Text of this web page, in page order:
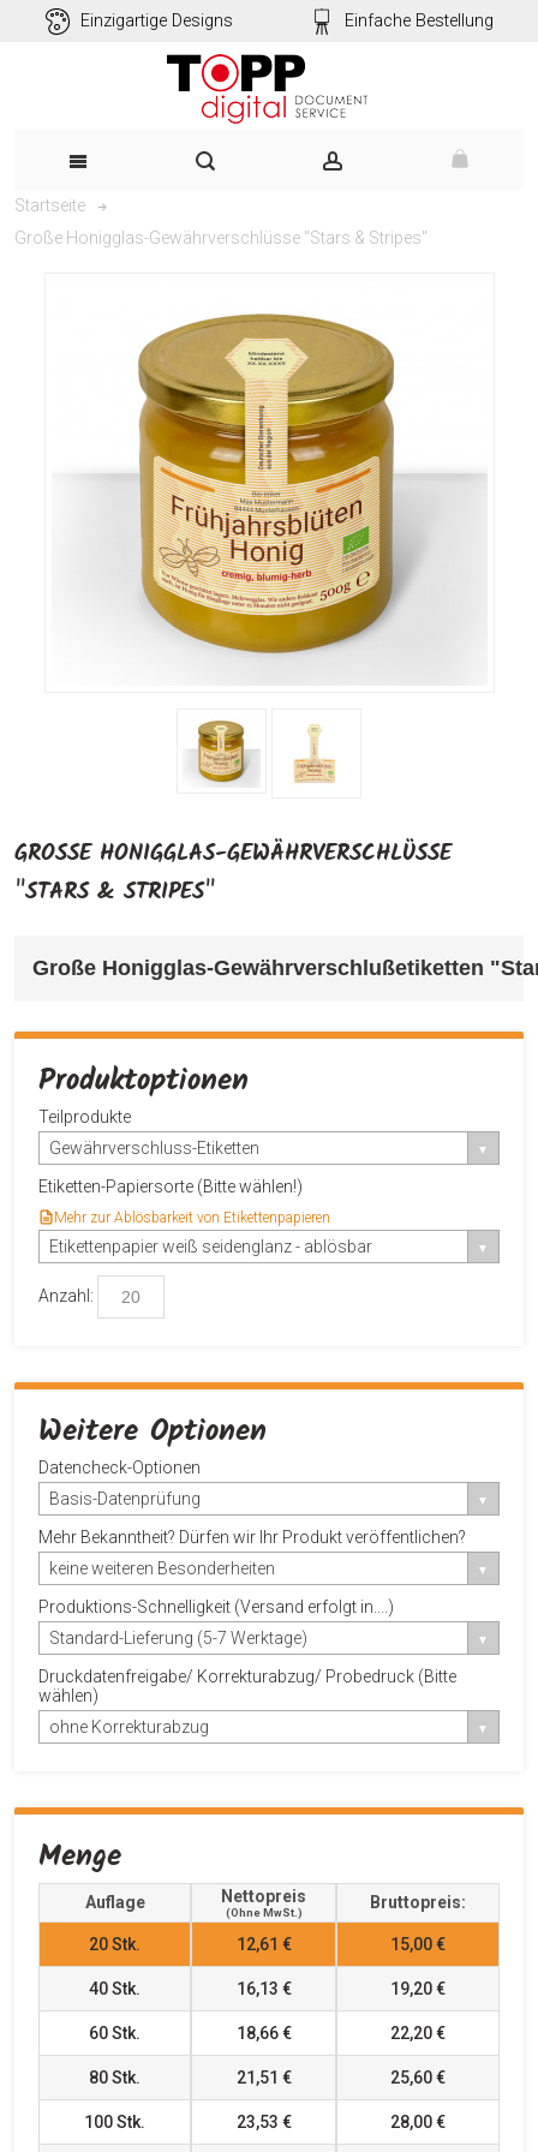
Einzigartige Designs Einfache Bestellung
Startseite
Große Honigglas-Gewährverschlüsse "Stars & Stripes"
GROSSE HONIGGLAS-GEWÄHRVERSCHLÜSSE "
STARS & STRIPES"
Große Honigglas-Gewährverschlußetiketten
Produktoptionen
Teilprodukte
Gewährverschluss-Etiketten
Etiketten-Papiersorte (Bitte wählen!)
Mehr zur Ablösbarkeit von Etikettenpapieren
Etikettenpapier weiß seidenglanz - ablösbar
Anzahl:
Weitere Optionen
Datencheck-Optionen
Basis-Datenprüfung
Mehr Bekanntheit? Dürfen wir Ihr Produkt veröffentlichen?
keine weiteren Besonderheiten
Produktions-Schnelligkeit (Versand erfolgt in....)
Standard-Lieferung (5-7 Werktage)
Druckdatenfreigabe/ Korrekturabzug/ Probedruck (Bitte
wählen)
ohne Korrekturabzug
Menge
Auflage Nettopreis
(ohne MwSt.)
Bruttopreis:
20Stk. 12,61 € 15,00 €
40Stk. 16,13 € 19,20 €
60Stk. 18,66 € 22,20 €
80Stk. 21,51 € 25,60 €
100Stk. 23,53 € 28,00 €